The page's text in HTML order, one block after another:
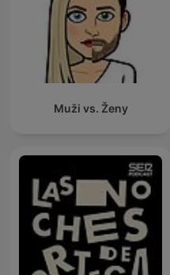
Muži vs. Ženy